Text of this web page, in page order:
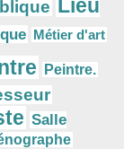
Lieu
Métier d'art
Peintre.
Salle